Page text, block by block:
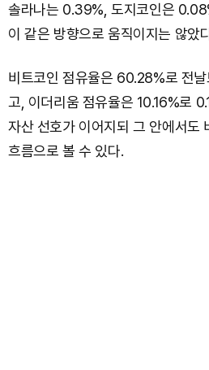
솔라나는 0.39%, 도지코인은
이 같은 방향으로 움직이지는 않았
비트코인 점유율은 60.28%로 전
고, 이더리움 점유율은 10.16%로
자산 선호가 이어지되 그 안에서도
흐름으로 볼 수 있다.